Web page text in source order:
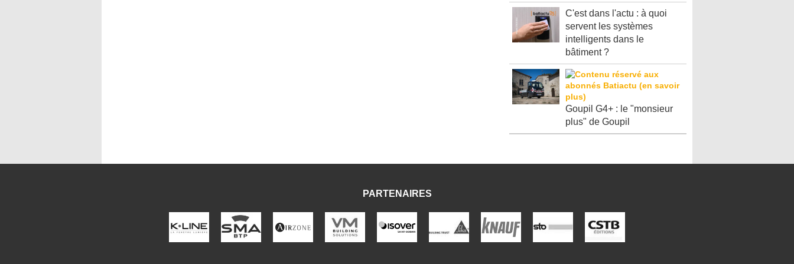
C'est dans l'actu : à quoi
servent les systèmes
intelligents dans le
bâtiment ?
Goupil G4+ : le "monsieur
plus" de Goupil
PARTENAIRES